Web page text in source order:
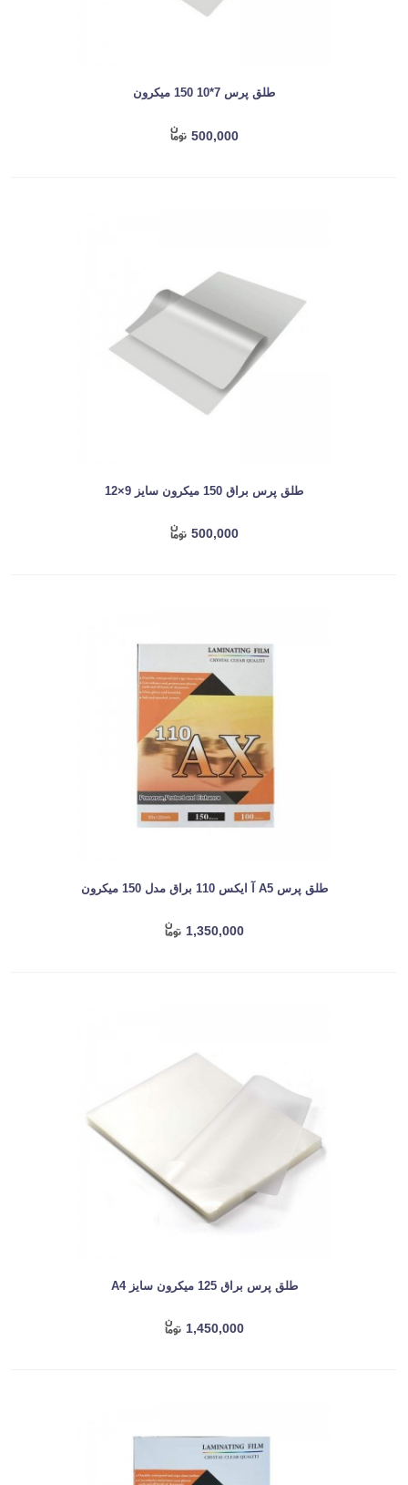
طلق پرس 7*10 150 میکرون
500,000
طلق پرس براق 150 میکرون سایز 9×12
500,000
طلق پرس A5 آ ایکس 110 براق مدل 150 میکرون
1,350,000
طلق پرس براق 125 میکرون سایز A4
1,450,000